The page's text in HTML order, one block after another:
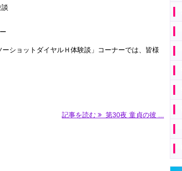
ショットダイヤルＨ体験談」コーナーでは、皆様
記事を読む 第30夜 童貞の彼 ...